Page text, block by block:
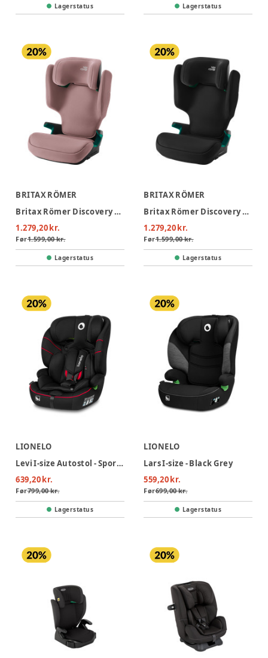
Lagerstatus Lagerstatus
BRITAX RÖMER
Britax Römer Discovery Plus 2 Autostol - Dusty Rose
1.279,20 kr.
Før1.599,00 kr.
Lagerstatus
BRITAX RÖMER
Britax Römer Discovery Plus 2 Autostol - Space Black
1.279,20 kr.
Før1.599,00 kr.
Lagerstatus
LIONELO
Levi I-size Autostol - Sporty Black
639,20 kr.
Før799,00 kr.
Lagerstatus
LIONELO
Lars I-size - Black Grey
559,20 kr.
Før699,00 kr.
Lagerstatus